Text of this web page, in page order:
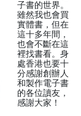
子書的世界。
雖然我也會買
實體書，但在
這十多年間，
也會不斷在這
裡找書看。身
處香港也要十
分感謝創辦人
和製作電子書
的各位讀友，
感謝大家！